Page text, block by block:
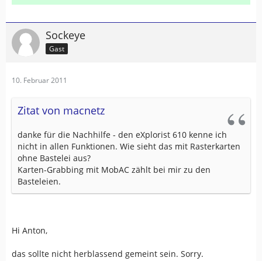
Sockeye
Gast
10. Februar 2011
Zitat von macnetz
danke für die Nachhilfe - den eXplorist 610 kenne ich
nicht in allen Funktionen. Wie sieht das mit Rasterkarten
ohne Bastelei aus?
Karten-Grabbing mit MobAC zählt bei mir zu den
Basteleien.
Hi Anton,
das sollte nicht herblassend gemeint sein. Sorry.